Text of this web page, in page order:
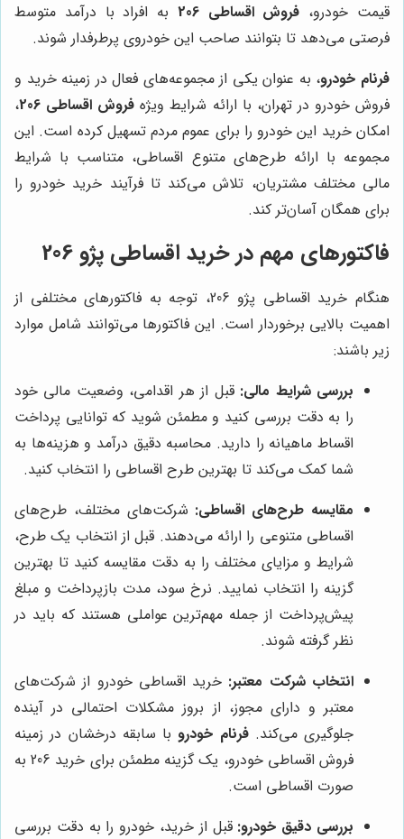
قیمت خودرو، فروش اقساطی 206
به افراد با درآمد متوسط
فرصتی می‌دهد تا بتوانند صاحب این خودروی پرطرفدار شوند.
فرنام خودرو، به عنوان یکی از مجموعه‌های فعال در زمینه خرید و
فروش خودرو در تهران، با ارائه شرایط ویژه فروش اقساطی 206
،
امکان خرید این خودرو را برای عموم مردم تسهیل کرده است. این
مجموعه با ارائه طرح‌های متنوع اقساطی، متناسب با شرایط
مالی مختلف مشتریان، تلاش می‌کند تا فرآیند خرید خودرو را
برای همگان آسان‌تر کند.
فاکتورهای مهم در خرید اقساطی پژو 206
هنگام خرید اقساطی پژو 206، توجه به فاکتورهای مختلفی از
اهمیت بالایی برخوردار است. این فاکتورها می‌توانند شامل موارد
زیر باشند:
بررسی شرایط مالی: قبل از هر اقدامی، وضعیت مالی خود
را به دقت بررسی کنید و مطمئن شوید که توانایی پرداخت
اقساط ماهیانه را دارید. محاسبه دقیق درآمد و هزینه‌ها به
شما کمک می‌کند تا بهترین طرح اقساطی را انتخاب کنید.
مقایسه طرح‌های اقساطی: شرکت‌های مختلف، طرح‌های
اقساطی متنوعی را ارائه می‌دهند. قبل از انتخاب یک طرح،
شرایط و مزایای مختلف را به دقت مقایسه کنید تا بهترین
گزینه را انتخاب نمایید. نرخ سود، مدت بازپرداخت و مبلغ
پیش‌پرداخت از جمله مهم‌ترین عواملی هستند که باید در
نظر گرفته شوند.
انتخاب شرکت معتبر: خرید اقساطی خودرو از شرکت‌های
معتبر و دارای مجوز، از بروز مشکلات احتمالی در آینده
جلوگیری می‌کند.فرنام خودرو با سابقه درخشان در زمینه
فروش اقساطی خودرو، یک گزینه مطمئن برای خرید 206 به
صورت اقساطی است.
بررسی دقیق خودرو: قبل از خرید، خودرو را به دقت بررسی